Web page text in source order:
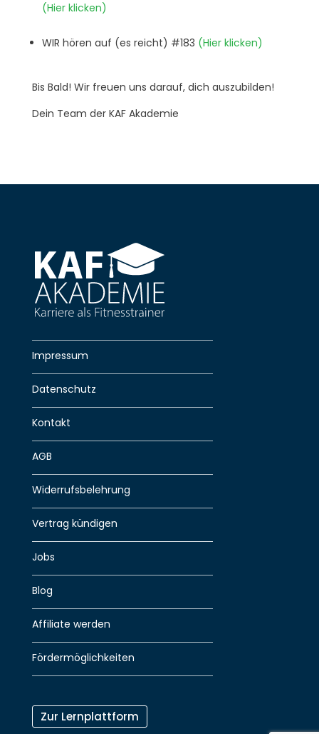
(Hier klicken)
WIR hören auf (es reicht) #183 (Hier klicken)
Bis Bald! Wir freuen uns darauf, dich auszubilden!
Dein Team der KAF Akademie
Impressum
Datenschutz
Kontakt
AGB
Widerrufsbelehrung
Vertrag kündigen
Jobs
Blog
Affiliate werden
Fördermöglichkeiten
Zur Lernplattform